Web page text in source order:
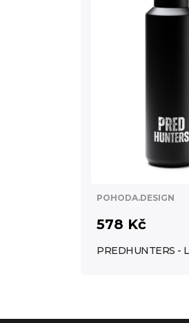
POHODA.DESIGN
578 Kč
PREDHUNTERS -